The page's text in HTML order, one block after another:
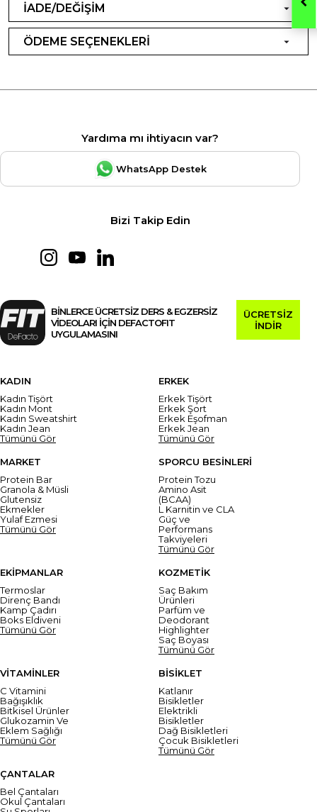
İADE/DEĞİŞİM
ÖDEME SEÇENEKLERİ
Yardıma mı ihtiyacın var?
WhatsApp Destek
Bizi Takip Edin
BİNLERCE ÜCRETSİZ DERS & EGZERSİZ
VİDEOLARI İÇİN DEFACTOFIT
UYGULAMASINI
ÜCRETSİZ
İNDİR
KADIN
Kadın Tişört
Kadın Mont
Kadın Sweatshirt
Kadın Jean
Tümünü Gör
ERKEK
Erkek Tişört
Erkek Şort
Erkek Eşofman
Erkek Jean
Tümünü Gör
MARKET
Protein Bar
Granola & Müsli
Glutensiz
Ekmekler
Yulaf Ezmesi
Tümünü Gör
SPORCU BESİNLERİ
Protein Tozu
Amino Asit
(BCAA)
L Karnitin ve CLA
Güç ve
Performans
Takviyeleri
Tümünü Gör
EKİPMANLAR
Termoslar
Direnç Bandı
Kamp Çadırı
Boks Eldiveni
Tümünü Gör
KOZMETİK
Saç Bakım
Ürünleri
Parfüm ve
Deodorant
Highlighter
Saç Boyası
Tümünü Gör
VİTAMİNLER
C Vitamini
Bağışıklık
Bitkisel Ürünler
Glukozamin Ve
Eklem Sağlığı
Tümünü Gör
BİSİKLET
Katlanır
Bisikletler
Elektrikli
Bisikletler
Dağ Bisikletleri
Çocuk Bisikletleri
Tümünü Gör
ÇANTALAR
Bel Çantaları
Okul Çantaları